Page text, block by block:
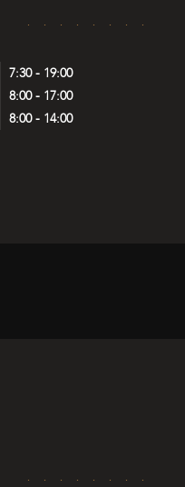
7:30 - 19:00
8:00 - 17:00
8:00 - 14:00